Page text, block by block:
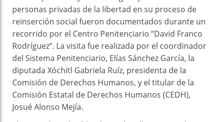
personas privadas de la libertad en su proceso de
reinserción social fueron documentados durante un
recorrido por el Centro Penitenciario “David Franco
Rodríguez”. La visita fue realizada por el coordinador
del Sistema Penitenciario, Elías Sánchez García, la
diputada Xóchitl Gabriela Ruíz, presidenta de la
Comisión de Derechos Humanos, y el titular de la
Comisión Estatal de Derechos Humanos (CEDH),
Josué Alonso Mejía.